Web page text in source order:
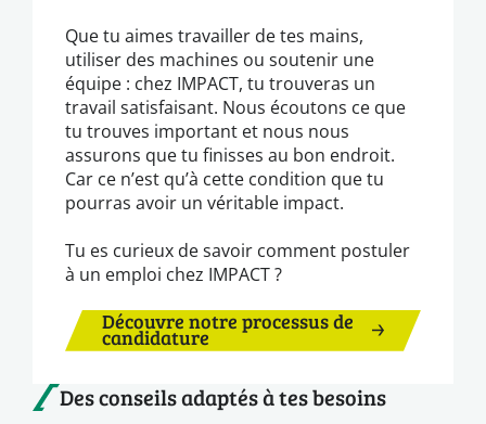
Que tu aimes travailler de tes mains,
utiliser des machines ou soutenir une
équipe : chez IMPACT, tu trouveras un
travail satisfaisant. Nous écoutons ce que
tu trouves important et nous nous
assurons que tu finisses au bon endroit.
Car ce n’est qu’à cette condition que tu
pourras avoir un véritable impact.
Tu es curieux de savoir comment postuler
à un emploi chez IMPACT ?
Découvre notre processus de
candidature
Des conseils adaptés à tes besoins